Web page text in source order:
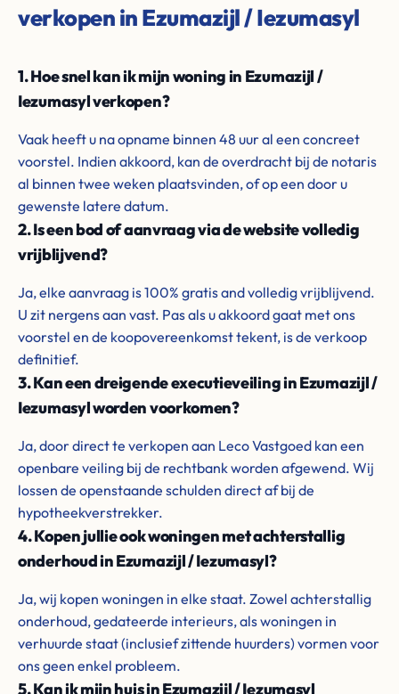
verkopen in Ezumazijl / Iezumasyl
1. Hoe snel kan ik mijn woning in Ezumazijl /
Iezumasyl verkopen?
Vaak heeft u na opname binnen 48 uur al een concreet
voorstel. Indien akkoord, kan de overdracht bij de notaris
al binnen twee weken plaatsvinden, of op een door u
gewenste latere datum.
2. Is een bod of aanvraag via de website volledig
vrijblijvend?
Ja, elke aanvraag is 100% gratis and volledig vrijblijvend.
U zit nergens aan vast. Pas als u akkoord gaat met ons
voorstel en de koopovereenkomst tekent, is de verkoop
definitief.
3. Kan een dreigende executieveiling in Ezumazijl /
Iezumasyl worden voorkomen?
Ja, door direct te verkopen aan Leco Vastgoed kan een
openbare veiling bij de rechtbank worden afgewend. Wij
lossen de openstaande schulden direct af bij de
hypotheekverstrekker.
4. Kopen jullie ook woningen met achterstallig
onderhoud in Ezumazijl / Iezumasyl?
Ja, wij kopen woningen in elke staat. Zowel achterstallig
onderhoud, gedateerde interieurs, als woningen in
verhuurde staat (inclusief zittende huurders) vormen voor
ons geen enkel probleem.
5. Kan ik mijn huis in Ezumazijl / Iezumasyl